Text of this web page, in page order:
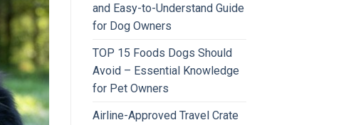
and Easy-to-Understand Guide
for Dog Owners
TOP 15 Foods Dogs Should
Avoid – Essential Knowledge
for Pet Owners
Airline-Approved Travel Crate